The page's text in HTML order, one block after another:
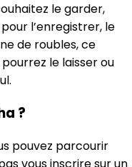
le garder,
l’enregistrer, le
de roubles, ce
le laisser ou
?
pouvez parcourir
vous inscrire sur un